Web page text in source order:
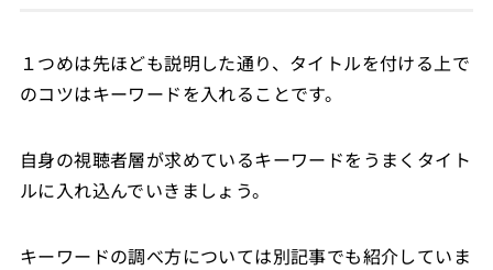
１つめは先ほども説明した通り、タイトルを付ける上で
のコツはキーワードを入れることです。
自身の視聴者層が求めているキーワードをうまくタイト
ルに入れ込んでいきましょう。
キーワードの調べ方については別記事でも紹介していま